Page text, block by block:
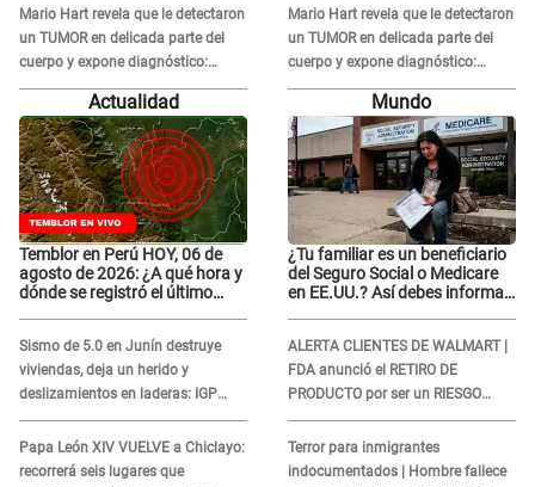
Mario Hart revela que le detectaron
un TUMOR en delicada parte del
cuerpo y expone diagnóstico:
"Dolores muy fuertes..."
Mario Hart revela que le detectaron
un TUMOR en delicada parte del
cuerpo y expone diagnóstico:
"Dolores muy fuertes..."
Actualidad
Temblor en Perú HOY, 06 de
agosto de 2026: ¿A qué hora y
dónde se registró el último
Sismo de 5.0 en Junín destruye
viviendas, deja un herido y
deslizamientos en laderas: IGP
alerta sobre posibles réplicas
Papa León XIV VUELVE a Chiclayo:
recorrerá seis lugares que
Mundo
¿Tu familiar es un beneficiario
del Seguro Social o Medicare
en EE.UU.? Así debes informar
ALERTA CLIENTES DE WALMART |
FDA anunció el RETIRO DE
PRODUCTO por ser un RIESGO
MORTAL para consumidores: ¿Cuál
es?
Terror para inmigrantes
indocumentados | Hombre fallece